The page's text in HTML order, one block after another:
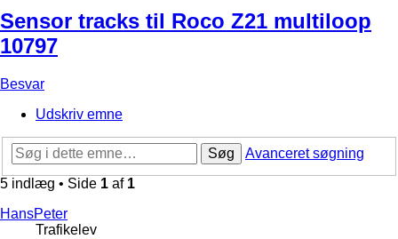
Sensor tracks til Roco Z21 multiloop
10797
Besvar
Udskriv emne
Søg
Avanceret søgning
5 indlæg • Side 1 af 1
HansPeter
Trafikelev